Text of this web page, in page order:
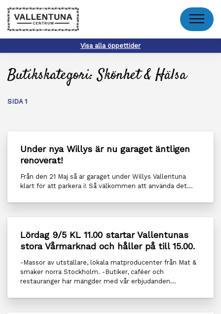
Meny
Visa alla öppettider
Butikskategori:Skönhet & Hälsa
SIDA 1
Under nya Willys är nu garaget äntligen
renoverat!
Från den 21 Maj så är garaget under Willys Vallentuna
klart för att parkera i! Så välkommen att använda det...
Lördag 9/5 KL 11.00 startar Vallentunas
stora Vårmarknad och håller på till 15.00.
-Massor av utställare, lokala matproducenter från Mat &
smaker norra Stockholm. -Butiker, caféer och
restauranger har mängder med vår erbjudanden...